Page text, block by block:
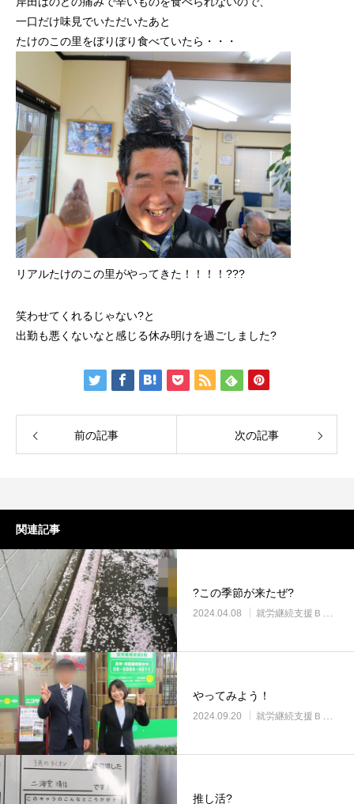
一口だけ味見でいただいたあと
たけのこの里をぼりぼり食べていたら・・・
リアルたけのこの里がやってきた！！！！???
笑わせてくれるじゃない?と
出勤も悪くないなと感じる休み明けを過ごしました?
前の記事 次の記事
関連記事
?この季節が来たぜ?
2024.04.08 就労継続支援Ｂ型・ニコサービス城東センター
やってみよう！
2024.09.20 就労継続支援Ｂ型・ニコサービス城東センター
推し活?